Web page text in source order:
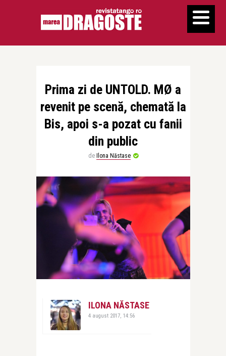
Prima zi de UNTOLD. MØ a
revenit pe scenă, chemată la
Bis, apoi s-a pozat cu fanii
din public
de Ilona Năstase
ILONA NĂSTASE
4 august 2017, 14:56